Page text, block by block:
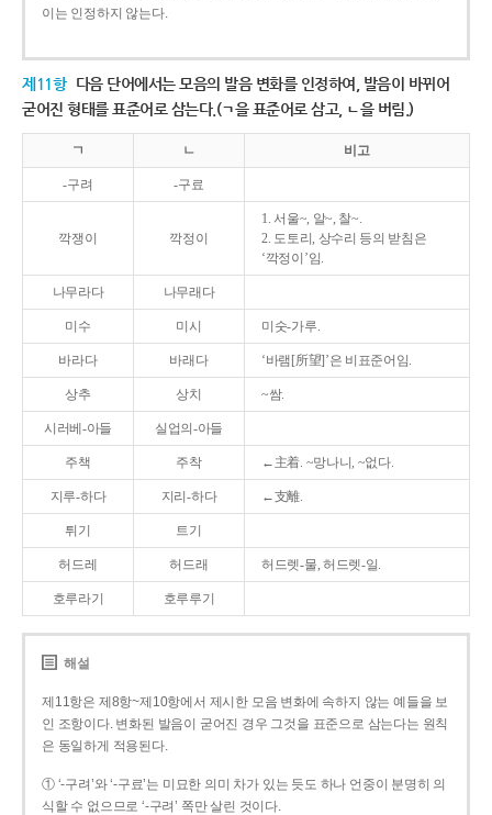
이는 인정하지 않는다.
제11항 다음 단어에서는 모음의 발음 변화를 인정하여, 발음이 바뀌어
굳어진 형태를 표준어로 삼는다.(ㄱ을 표준어로 삼고, ㄴ을 버림.)
ㄱ ㄴ 비고
-구려 -구료
깍쟁이 깍정이
1. 서울~, 알~, 찰~.
2. 도토리, 상수리 등의 받침은
‘깍정이’임.
나무라다 나무래다
미수 미시 미숫-가루.
바라다 바래다 ‘바램[所望]’은 비표준어임.
상추 상치 ~쌈.
시러베-아들 실업의-아들
주책 주착 ←主着. ~망나니, ~없다.
지루-하다 지리-하다 ←支離.
튀기 트기
허드레 허드래 허드렛-물, 허드렛-일.
호루라기 호루루기
해설
제11항은 제8항~제10항에서 제시한 모음 변화에 속하지 않는 예들을 보
인 조항이다. 변화된 발음이 굳어진 경우 그것을 표준으로 삼는다는 원칙
은 동일하게 적용된다.
① ‘-구려’와 ‘-구료’는 미묘한 의미 차가 있는 듯도 하나 언중이 분명히 의
식할 수 없으므로 ‘-구려’ 쪽만 살린 것이다.